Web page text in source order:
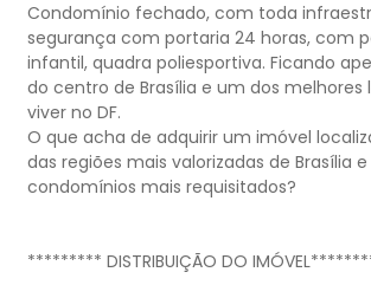
Condomínio fechado, com toda
segurança com portaria 24 horas, com
infantil, quadra poliesportiva. Ficando
do centro de Brasília e um dos melhores
viver no DF.
O que acha de adquirir um imóvel
das regiões mais valorizadas de Brasília
condomínios mais requisitados?
********* DISTRIBUIÇÃO DO